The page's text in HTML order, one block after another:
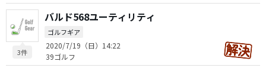
3件
バルド568ユーティリティ
ゴルフギア
2020/7/19（日）14:22
39ゴルフ